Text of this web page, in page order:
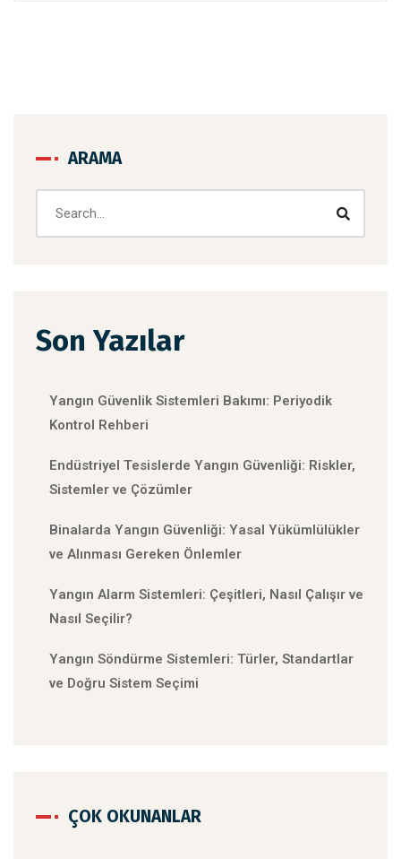
ARAMA
Son Yazılar
Yangın Güvenlik Sistemleri Bakımı: Periyodik
Kontrol Rehberi
Endüstriyel Tesislerde Yangın Güvenliği: Riskler,
Sistemler ve Çözümler
Binalarda Yangın Güvenliği: Yasal Yükümlülükler
ve Alınması Gereken Önlemler
Yangın Alarm Sistemleri: Çeşitleri, Nasıl Çalışır ve
Nasıl Seçilir?
Yangın Söndürme Sistemleri: Türler, Standartlar
ve Doğru Sistem Seçimi
ÇOK OKUNANLAR